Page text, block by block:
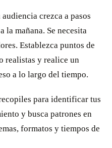
crezca a pasos
la mañana. Se necesita
Establezca puntos de
realistas y realice un
a lo largo del tiempo.
para identificar tus
y busca patrones en
formatos y tiempos de